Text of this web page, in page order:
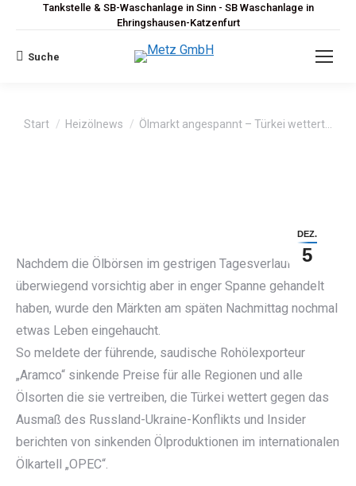
Tankstelle & SB-Waschanlage in Sinn - SB Waschanlage in
Ehringshausen-Katzenfurt
Search:
Suche
Sie befinden sich hier:
Start Heizölnews Ölmarkt angespannt – Türkei wettert…
DEZ.
5
Nachdem die Ölbörsen im gestrigen Tagesverlauf
überwiegend vorsichtig aber in enger Spanne gehandelt
haben, wurde den Märkten am späten Nachmittag nochmal
etwas Leben eingehaucht.
So meldete der führende, saudische Rohölexporteur
„Aramco“ sinkende Preise für alle Regionen und alle
Ölsorten die sie vertreiben, die Türkei wettert gegen das
Ausmaß des Russland-Ukraine-Konflikts und Insider
berichten von sinkenden Ölproduktionen im internationalen
Ölkartell „OPEC“.